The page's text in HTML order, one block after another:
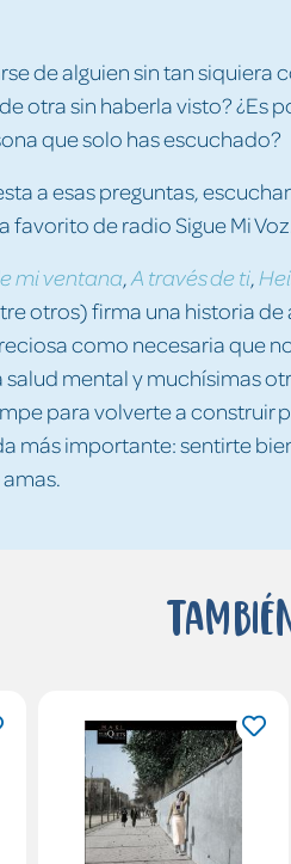
de alguien sin tan siquiera
otra sin haberla visto? ¿Es
que solo has escuchado?
a esas preguntas,
favorito de radio Sigue Mi
mi ventana,A través de ti,
otros) firma una historia
como necesaria que
mental y muchísimas
para volverte a construir
más importante: sentirte